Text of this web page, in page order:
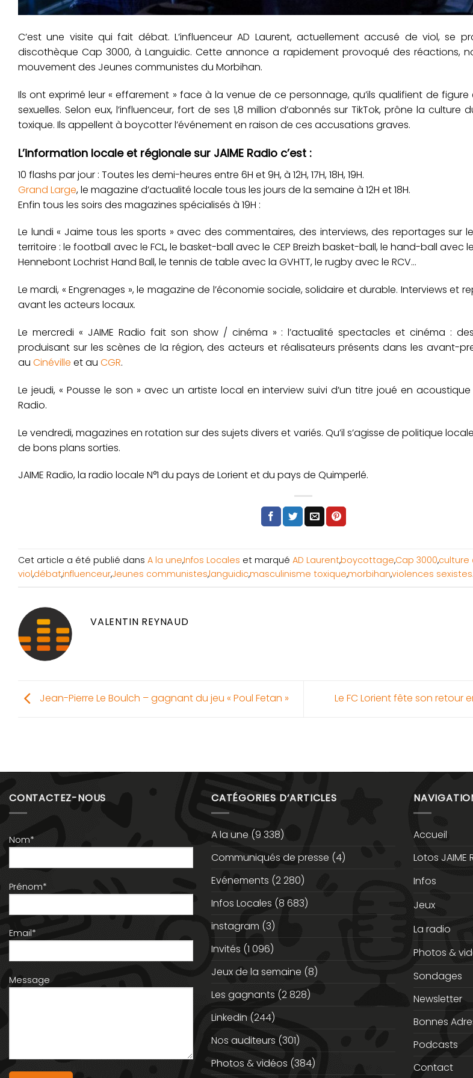
C’est une visite qui fait débat. L’influenceur AD Laurent, actuellement accusé de viol, se
discothèque Cap 3000, à Languidic. Cette annonce a rapidement provoqué des réactions,
mouvement des Jeunes communistes du Morbihan.
Ils ont exprimé leur « effarement » face à la venue de ce personnage, qu’ils qualifient de figure
sexuelles. Selon eux, l’influenceur, fort de ses 1,8 million d’abonnés sur TikTok, prône la culture
toxique. Ils appellent à boycotter l’événement en raison de ces accusations graves.
L’information locale et régionale sur JAIME Radio c’est :
10 flashs par jour : Toutes les demi-heures entre 6H et 9H, à 12H, 17H, 18H, 19H.
Grand Large, le magazine d’actualité locale tous les jours de la semaine à 12H et 18H.
Enfin tous les soirs des magazines spécialisés à 19H :
Le lundi « Jaime tous les sports » avec des commentaires, des interviews, des reportages sur
territoire : le football avec le FCL, le basket-ball avec le CEP Breizh basket-ball, le hand-ball avec
Hennebont Lochrist Hand Ball, le tennis de table avec la GVHTT, le rugby avec le RCV…
Le mardi, « Engrenages », le magazine de l’économie sociale, solidaire et durable. Interviews et
avant les acteurs locaux.
Le mercredi « JAIME Radio fait son show / cinéma » : l’actualité spectacles et cinéma :
produisant sur les scènes de la région, des acteurs et réalisateurs présents dans les avant-
au Cinéville et au CGR.
Le jeudi, « Pousse le son » avec un artiste local en interview suivi d’un titre joué en
Radio.
Le vendredi, magazines en rotation sur des sujets divers et variés. Qu’il s’agisse de politique
de bons plans sorties.
JAIME Radio, la radio locale N°1 du pays de Lorient et du pays de Quimperlé.
Cet article a été publié dans A la une,Infos Locales et marqué AD Laurent,boycottage,Cap 3000,culture
viol,débat,influenceur,Jeunes communistes,languidic,masculinisme toxique,morbihan,violences sexistes
VALENTIN REYNAUD
Jean-Pierre Le Boulch – gagnant du jeu « Poul Fetan » Le FC Lorient fête son retour
CONTACTEZ-NOUS
Nom*
Prénom*
Email*
Message
CATÉGORIES D’ARTICLES
A la une (9 338)
Communiqués de presse (4)
Evénements (2 280)
Infos Locales (8 683)
instagram (3)
Invités (1 096)
Jeux de la semaine (8)
Les gagnants (2 828)
Linkedin (244)
Nos auditeurs (301)
Photos & vidéos (384)
Accueil
Lotos JAIME
Infos
Jeux
La radio
Photos &
Sondages
Newsletter
Bonnes
Podcasts
Contact